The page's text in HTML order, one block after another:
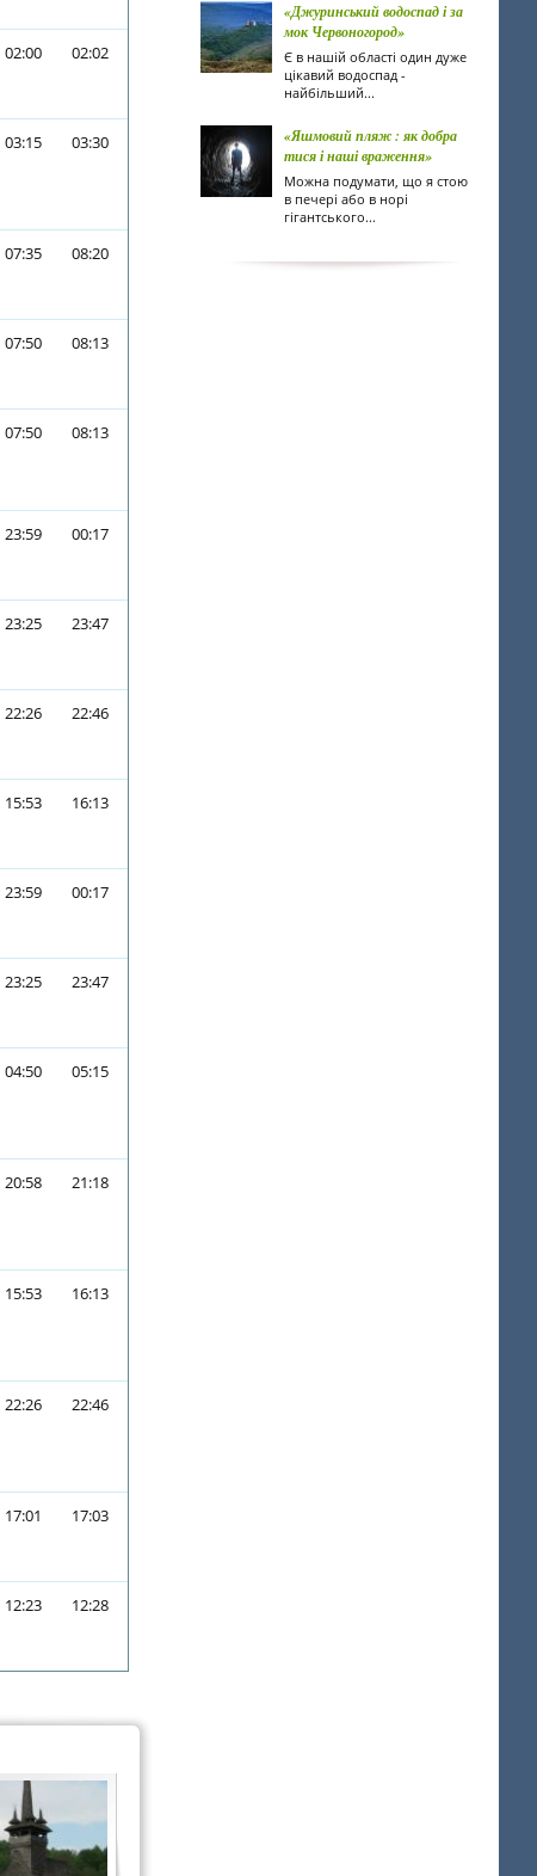
02:00 02:02
03:15 03:30
07:35 08:20
07:50 08:13
07:50 08:13
23:59 00:17
23:25 23:47
22:26 22:46
15:53 16:13
23:59 00:17
23:25 23:47
04:50 05:15
20:58 21:18
15:53 16:13
22:26 22:46
17:01 17:03
12:23 12:28
«Джуринський водоспад і за
мок Червоногород»
Є в нашій області один дуже
цікавий водоспад -
найбільший...
«Яшмовий пляж : як добра
тися і наші враження»
Можна подумати, що я стою
в печері або в норі
гігантського...